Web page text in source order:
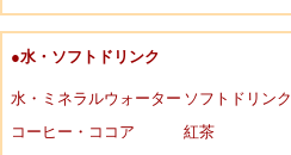
●水・ソフトドリンク
水・ミネラルウォーター ソフトドリンク
コーヒー・ココア
紅茶